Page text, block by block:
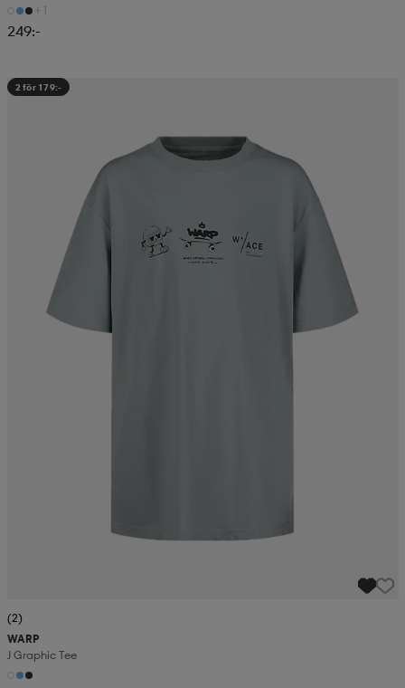
+1
249:-
2 för 179:-
(2)
WARP
J Graphic Tee